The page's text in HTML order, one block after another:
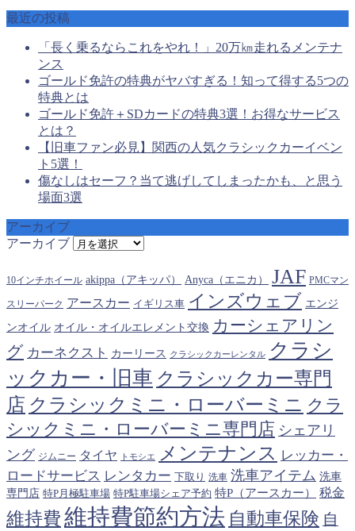
最近の投稿
「長く乗るならこれをやれ！」20万㎞走れるメンテナ
ンス
ゴールド免許の特典がヤバすぎる！知って得する5つの
特典とは
ゴールド免許＋SDカードの特典3選！お得なサービス
とは？
【旧車ファン必見】関西の人気クラシックカーイベン
ト5選！
傷なしはセーフ？当て逃げしてしまったかも、と思う
場面3選
アーカイブ
アーカイブ
10インチホイール akippa（アキッパ） Anyca（エニカ） JAF PMCマン
スリーパーク アースカー イギリス車 インズウェブ エンジ
ンオイル オイル・オイルエレメント交換 カーシェアリン
グ カーネクスト カーリース クラシックカーレンタル
クラシ
ックカー・旧車 クラシックカー専門
店 クラシックミニ・ローバーミニ クラ
シックミニ・ローバーミニ専門店 シェアリ
ング ジムニー タイヤ トモシエ メンテナンス レッカー・
ロードサービス レンタカー 下取り 洗車 洗車アイテム 洗車
専門店 特P月極駐車場 特P駐車場シェア予約 特P（アースカー） 税金
維持費 維持費節約方法 自動車保険 自